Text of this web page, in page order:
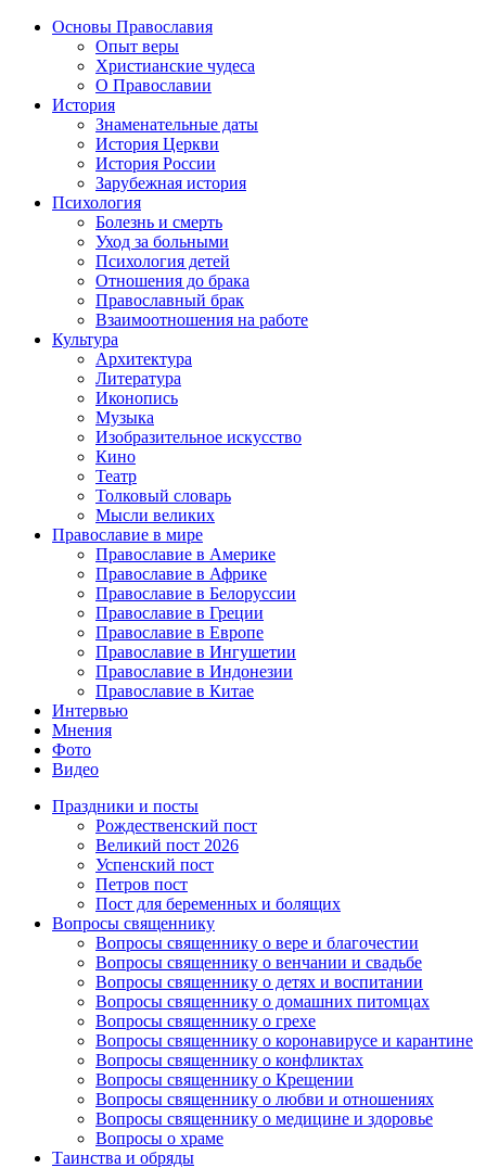
Основы Православия
Опыт веры
Христианские чудеса
О Православии
История
Знаменательные даты
История Церкви
История России
Зарубежная история
Психология
Болезнь и смерть
Уход за больными
Психология детей
Отношения до брака
Православный брак
Взаимоотношения на работе
Культура
Архитектура
Литература
Иконопись
Музыка
Изобразительное искусство
Кино
Театр
Толковый словарь
Мысли великих
Православие в мире
Православие в Америке
Православие в Африке
Православие в Белоруссии
Православие в Греции
Православие в Европе
Православие в Ингушетии
Православие в Индонезии
Православие в Китае
Интервью
Мнения
Фото
Видео
Праздники и посты
Рождественский пост
Великий пост 2026
Успенский пост
Петров пост
Пост для беременных и болящих
Вопросы священнику
Вопросы священнику о вере и благочестии
Вопросы священнику о венчании и свадьбе
Вопросы священнику о детях и воспитании
Вопросы священнику о домашних питомцах
Вопросы священнику о грехе
Вопросы священнику о коронавирусе и карантине
Вопросы священнику о конфликтах
Вопросы священнику о Крещении
Вопросы священнику о любви и отношениях
Вопросы священнику о медицине и здоровье
Вопросы о храме
Таинства и обряды